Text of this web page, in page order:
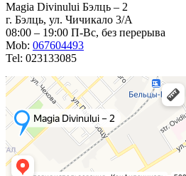
Magia Divinului Бэлць – 2
г. Бэлць, ул. Чичикало 3/A
08:00 – 19:00 П-Вс, без перерыва
Mob: 067604493
Tel: 023133085